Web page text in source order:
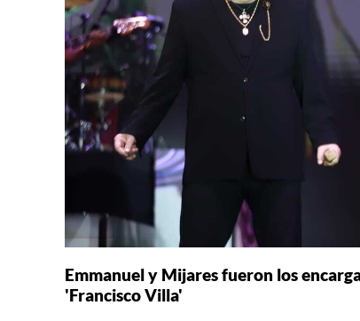
Emmanuel y Mijares fueron los
'Francisco Villa'